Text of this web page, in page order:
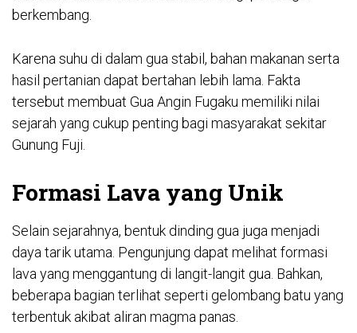
berkembang.
Karena suhu di dalam gua stabil, bahan makanan serta
hasil pertanian dapat bertahan lebih lama. Fakta
tersebut membuat Gua Angin Fugaku memiliki nilai
sejarah yang cukup penting bagi masyarakat sekitar
Gunung Fuji.
Formasi Lava yang Unik
Selain sejarahnya, bentuk dinding gua juga menjadi
daya tarik utama. Pengunjung dapat melihat formasi
lava yang menggantung di langit-langit gua. Bahkan,
beberapa bagian terlihat seperti gelombang batu yang
terbentuk akibat aliran magma panas.